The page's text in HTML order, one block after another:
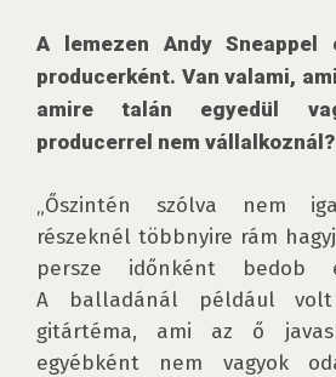
A lemezen Andy
producerként. Van valami,
amire talán egyedül
producerrel nem vállalkoznál?
„Őszintén szólva nem
részeknél többnyire rám
persze időnként bedob
A balladánál például
gitártéma, ami az ő
egyébként nem vagyok